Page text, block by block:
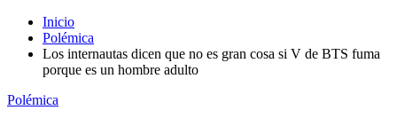
Inicio
Polémica
Los internautas dicen que no es gran cosa si V de BTS fuma
porque es un hombre adulto
Polémica